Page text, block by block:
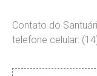
Contato do
telefone celular: